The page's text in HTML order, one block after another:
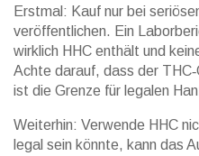
Erstmal: Kauf nur bei
veröffentlichen. Ein
wirklich HHC enthält und
Achte darauf, dass der
ist die Grenze für legalen
Weiterhin: Verwende HHC
legal sein könnte, kann das